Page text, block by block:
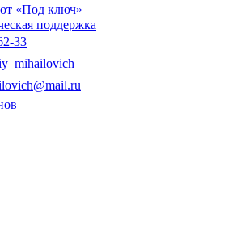
«Под ключ»
поддержка
33